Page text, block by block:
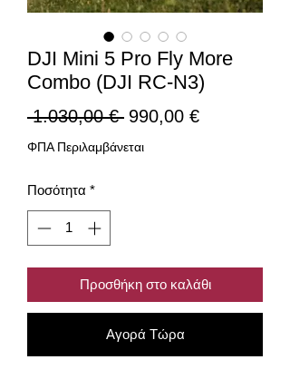
DJI Mini 5 Pro Fly More
Combo (DJI RC-N3)
1.030,00 € Κανονική
τιμή
990,00 €Τιμή
ΦΠΑ Περιλαμβάνεται
Ποσότητα *
Προσθήκη στο καλάθι
Αγορά Τώρα